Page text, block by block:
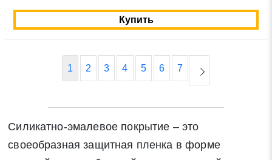
Купить
1 2 3 4 5 6 7
Силикатно-эмалевое покрытие – это
своеобразная защитная пленка в форме